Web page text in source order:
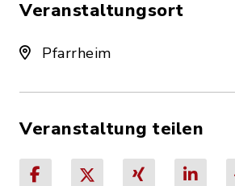
Veranstaltungsort
Pfarrheim
Veranstaltung teilen